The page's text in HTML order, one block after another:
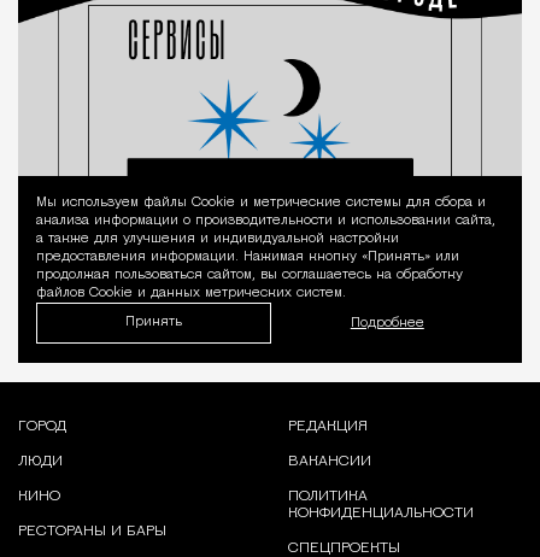
Уведомление
Мы используем файлы Сookie и метрические системы для сбора и
анализа информации о производительности и использовании сайта,
а также для улучшения и индивидуальной настройки
предоставления информации. Нажимая кнопку «Принять» или
продолжая пользоваться сайтом, вы соглашаетесь на обработку
файлов Cookie и данных метрических систем.
Принять Подробнее
ГОРОД
ЛЮДИ
КИНО
РЕСТОРАНЫ И БАРЫ
РЕДАКЦИЯ
ВАКАНСИИ
ПОЛИТИКА
КОНФИДЕНЦИАЛЬНОСТИ
СПЕЦПРОЕКТЫ